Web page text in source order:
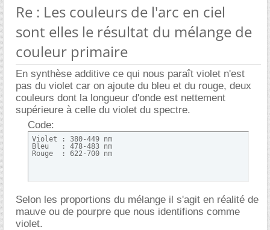
Re : Les couleurs de l'arc en ciel
sont elles le résultat du mélange de
couleur primaire
En synthèse additive ce qui nous paraît violet n'est
pas du violet car on ajoute du bleu et du rouge, deux
couleurs dont la longueur d'onde est nettement
supérieure à celle du violet du spectre.
Code:
Violet : 380-449 nm
Bleu   : 478-483 nm
Rouge  : 622-700 nm
Selon les proportions du mélange il s'agit en réalité de
mauve ou de pourpre que nous identifions comme
violet.